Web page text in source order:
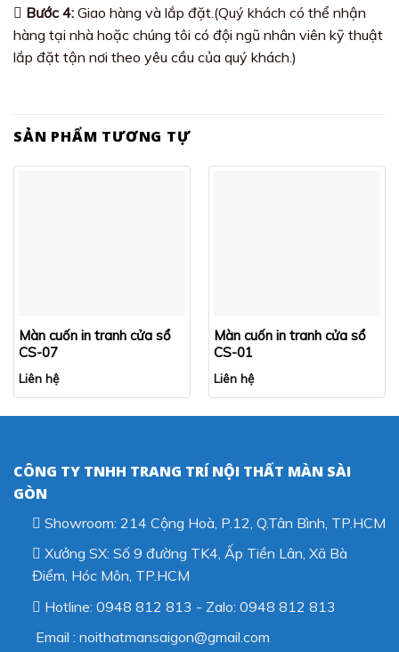
Bước 4: Giao hàng và lắp đặt.(Quý khách có thể nhận
hàng tại nhà hoặc chúng tôi có đội ngũ nhân viên kỹ thuật
lắp đặt tận nơi theo yêu cầu của quý khách.)
SẢN PHẨM TƯƠNG TỰ
Màn cuốn in tranh cửa sổ
CS-07
Liên hệ
Màn cuốn in tranh cửa sổ
CS-01
Liên hệ
CÔNG TY TNHH TRANG TRÍ NỘI THẤT MÀN SÀI
GÒN
Showroom: 214 Cộng Hoà, P.12, Q.Tân Bình, TP.HCM
Xưởng SX: Số 9 đường TK4, Ấp Tiền Lân, Xã Bà
Điểm, Hóc Môn, TP.HCM
Hotline: 0948 812 813 - Zalo: 0948 812 813
Email : noithatmansaigon@gmail.com